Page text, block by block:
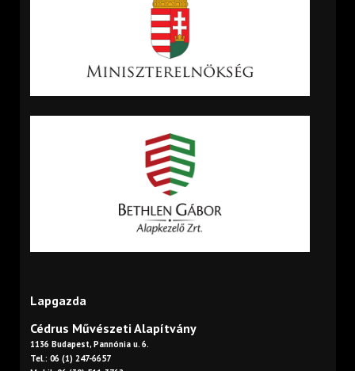
Lapgazda
Cédrus Művészeti Alapítvány
1136 Budapest, Pannónia u. 6.
Tel.: 06 (1) 247-6657